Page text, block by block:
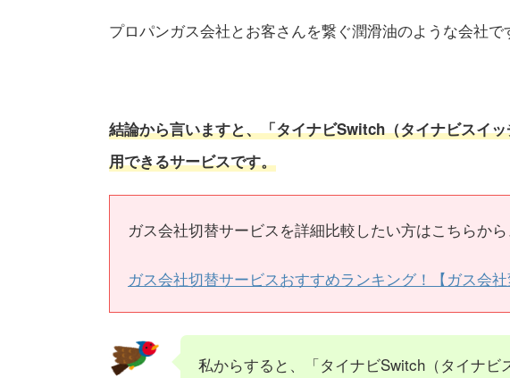
プロパンガス会社とお客さんを繋ぐ潤滑油のような会社で
結論から言いますと、「タイナビSwitch（タイナビスイ
用できるサービスです。
ガス会社切替サービスを詳細比較したい方はこちらか
ガス会社切替サービスおすすめランキング！【ガス会社
私からすると、「タイナビSwitch（タイナ